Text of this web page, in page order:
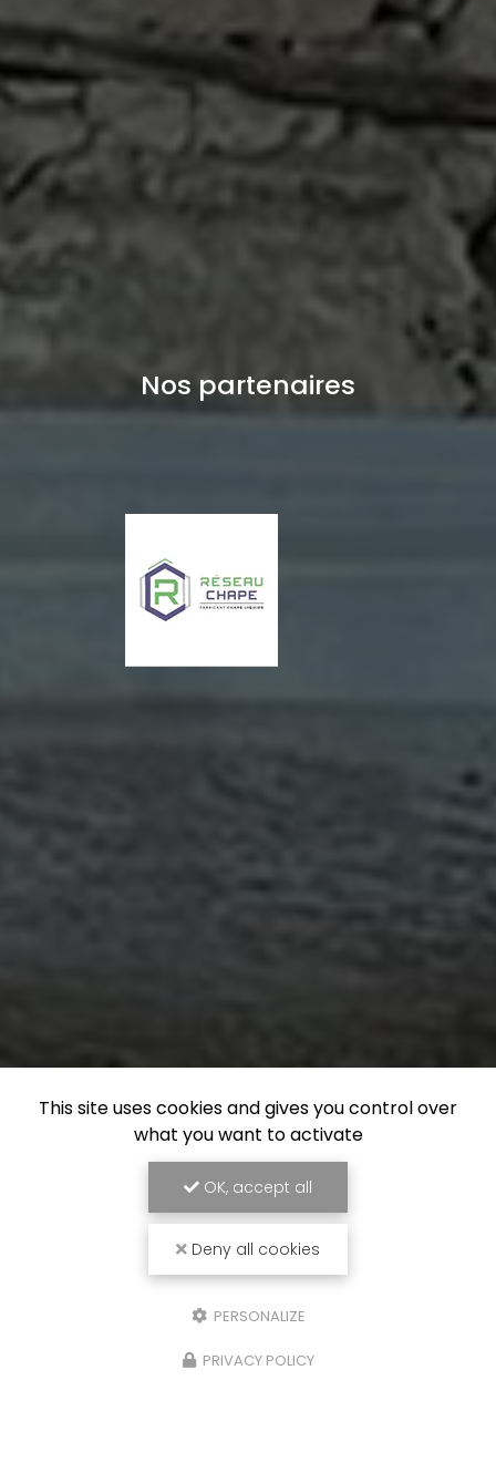
Nos partenaires
This site uses cookies and gives you control over
what you want to activate
OK, accept all
Deny all cookies
PERSONALIZE
PRIVACY POLICY